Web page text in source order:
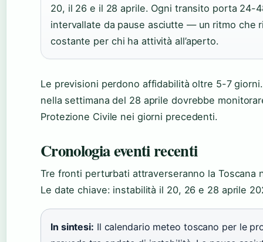
20, il 26 e il 28 aprile. Ogni transito porta 24-
intervallate da pause asciutte — un ritmo che
costante per chi ha attività all’aperto.
Le previsioni perdono affidabilità oltre 5-7
nella settimana del 28 aprile dovrebbe
Protezione Civile nei giorni precedenti.
Cronologia eventi recenti
Tre fronti perturbati attraverseranno la Toscana
Le date chiave: instabilità il 20, 26 e 28 aprile
In sintesi: Il calendario meteo toscano per le